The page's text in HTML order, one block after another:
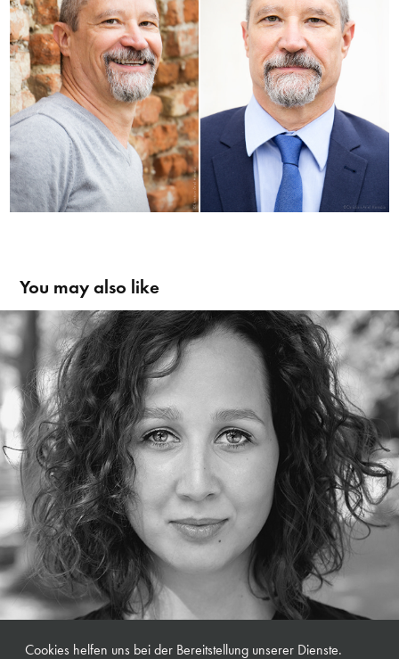
You may also like
Katrin Rabensteiner | Musicaldarstellerin
Cookies helfen uns bei der Bereitstellung unserer Dienste.